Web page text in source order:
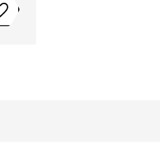
Toevoegen aan verlanglijstje